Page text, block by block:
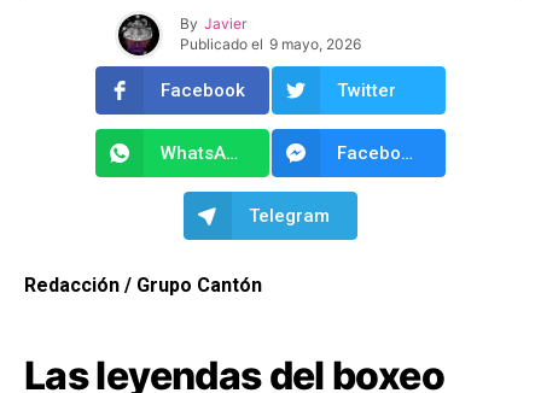
By Javier
Publicado el 9 mayo, 2026
Facebook Twitter
WhatsApp Facebook Messenger
Telegram
Redacción / Grupo Cantón
Las leyendas del boxeo